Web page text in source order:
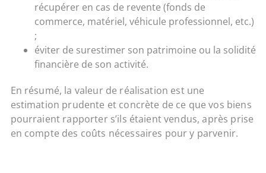
récupérer en cas de revente (fonds de
commerce, matériel, véhicule professionnel, etc.)
;
éviter de surestimer son patrimoine ou la solidité
financière de son activité.
En résumé, la valeur de réalisation est une
estimation prudente et concrète de ce que vos biens
pourraient rapporter s’ils étaient vendus, après prise
en compte des coûts nécessaires pour y parvenir.